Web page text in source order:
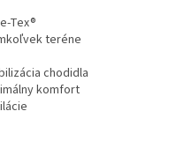
Tex®
teréne
chodidla
komfort